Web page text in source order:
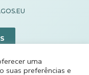
uma
suas preferências e